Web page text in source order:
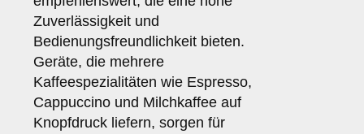
Zuverlässigkeit und
Bedienungsfreundlichkeit bieten.
Geräte, die mehrere
Kaffeespezialitäten wie Espresso,
Cappuccino und Milchkaffee auf
Knopfdruck liefern, sorgen für